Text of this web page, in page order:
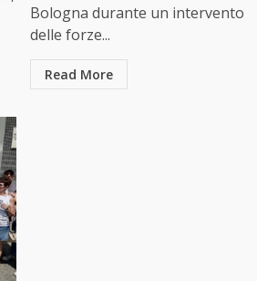
Bologna durante un intervento
delle forze...
Read More